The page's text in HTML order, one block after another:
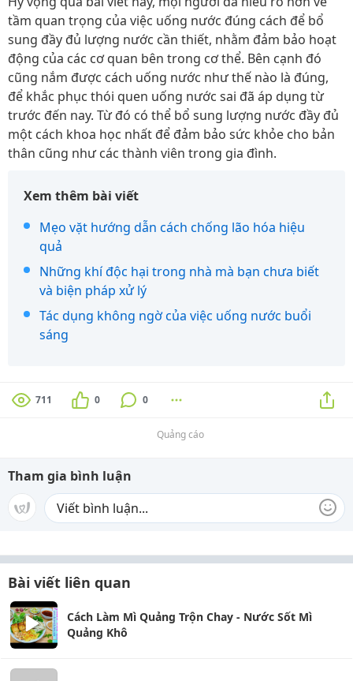
tầm quan trọng của việc uống nước đúng cách để bổ
sung đầy đủ lượng nước cần thiết, nhằm đảm bảo hoạt
động của các cơ quan bên trong cơ thể. Bên cạnh đó
cũng nắm được cách uống nước như thế nào là đúng,
để khắc phục thói quen uống nước sai đã áp dụng từ
trước đến nay. Từ đó có thể bổ sung lượng nước đầy đủ
một cách khoa học nhất để đảm bảo sức khỏe cho bản
thân cũng như các thành viên trong gia đình.
Xem thêm bài viết
Mẹo vặt hướng dẫn cách chống lão hóa hiệu
quả
Những khí độc hại trong nhà mà bạn chưa biết
và biện pháp xử lý
Tác dụng không ngờ của việc uống nước buổi
sáng
711 0 0
Quảng cáo
Tham gia bình luận
Bài viết liên quan
Cách Làm Mì Quảng Trộn Chay - Nước Sốt Mì
Quảng Khô